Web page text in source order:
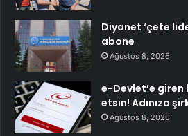
Diyanet ‘çete
abone
Ağustos 8, 2026
e-Devlet’e
etsin! Adınıza
Ağustos 8, 2026